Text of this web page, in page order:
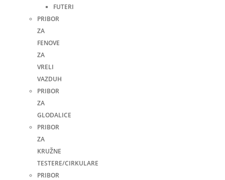
FUTERI
PRIBOR
ZA
FENOVE
ZA
VRELI
VAZDUH
PRIBOR
ZA
GLODALICE
PRIBOR
ZA
KRUŽNE
TESTERE/CIRKULARE
PRIBOR